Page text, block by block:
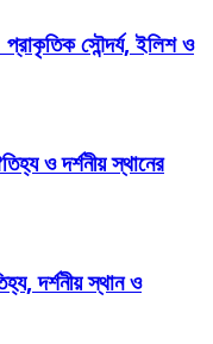
সৌন্দর্য, ইলিশ ও
ও দর্শনীয় স্থানের
দর্শনীয় স্থান ও